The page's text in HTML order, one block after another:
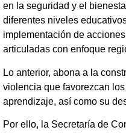
en la seguridad y el
diferentes niveles
implementación de
articuladas con enfoque
Lo anterior, abona a la
violencia que favorezcan
aprendizaje, así como su
Por ello, la Secretaría de